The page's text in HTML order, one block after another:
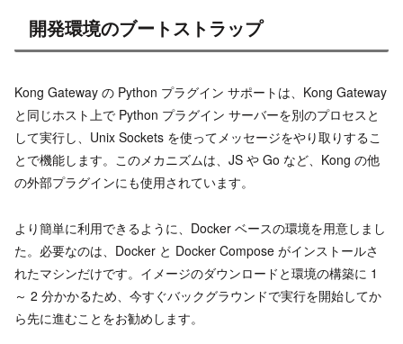
開発環境のブートストラップ
Kong Gateway の Python プラグイン サポートは、Kong Gateway
と同じホスト上で Python プラグイン サーバーを別のプロセスと
して実行し、Unix Sockets を使ってメッセージをやり取りするこ
とで機能します。このメカニズムは、JS や Go など、Kong の他
の外部プラグインにも使用されています。
より簡単に利用できるように、Docker ベースの環境を用意しまし
た。必要なのは、Docker と Docker Compose がインストールさ
れたマシンだけです。イメージのダウンロードと環境の構築に 1
～ 2 分かかるため、今すぐバックグラウンドで実行を開始してか
ら先に進むことをお勧めします。